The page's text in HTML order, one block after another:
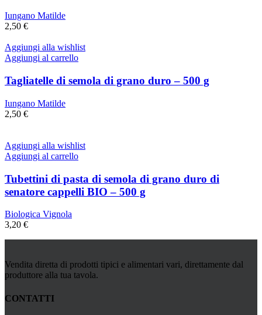
Iungano Matilde
2,50 €
Aggiungi alla wishlist
Aggiungi al carrello
Tagliatelle di semola di grano duro – 500 g
Iungano Matilde
2,50 €
Aggiungi alla wishlist
Aggiungi al carrello
Tubettini di pasta di semola di grano duro di
senatore cappelli BIO – 500 g
Biologica Vignola
3,20 €
Vendita diretta di prodotti tipici e alimentari vari, direttamente dal
produttore alla tua tavola.
CONTATTI